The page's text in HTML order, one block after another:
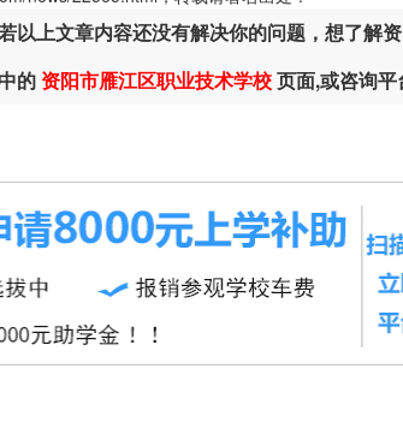
以上文章内容还没有解决你的问题，想了解
的 资阳市雁江区职业技术学校页面,或咨询平